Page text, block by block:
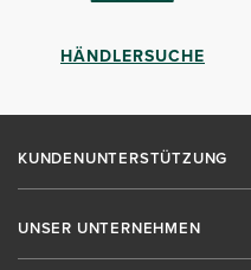
HÄNDLERSUCHE
KUNDENUNTERSTÜTZUNG
UNSER UNTERNEHMEN